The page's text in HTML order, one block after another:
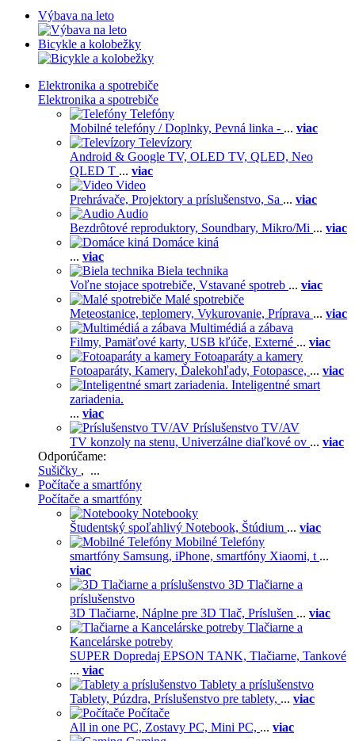
Výbava na leto
Bicykle a kolobežky
Elektronika a spotrebiče
Elektronika a spotrebiče
Telefóny
Mobilné telefóny / Doplnky, Pevná linka - ... viac
Televízory
Android & Google TV, OLED TV, QLED, Neo
QLED T ... viac
Video
Prehrávače, Projektory a príslušenstvo, Sa ... viac
Audio
Bezdrôtové reproduktory, Soundbary, Mikro/Mi ... viac
Domáce kiná
... viac
Biela technika
Voľne stojace spotrebiče, Vstavané spotreb ... viac
Malé spotrebiče
Meteostanice, teplomery, Vykurovanie, Príprava ... viac
Multimédiá a zábava
Filmy, Pamäťové karty, USB kľúče, Externé ... viac
Fotoaparáty a kamery
Fotoaparáty, Kamery, Ďalekohľady, Fotopasce, ... viac
Inteligentné smart
zariadenia.
... viac
Príslušenstvo TV/AV
TV konzoly na stenu, Univerzálne diaľkové ov ... viac
Odporúčame:
Sušičky , ...
Počítače a smartfóny
Počítače a smartfóny
Notebooky
Študentský spoľahlivý Notebook, Štúdium ... viac
Mobilné Telefóny
smartfóny Samsung, iPhone, smartfóny Xiaomi, t ...
viac
3D Tlačiarne a
príslušenstvo
3D Tlačiarne, Náplne pre 3D Tlač, Príslušen ... viac
Tlačiarne a
Kancelárske potreby
SUPER Dopredaj EPSON TANK, Tlačiarne, Tankové
... viac
Tablety a príslušenstvo
Tablety, Púzdra, Príslušenstvo pre tablety, ... viac
Počítače
All in one PC, Zostavy PC, Mini PC, ... viac